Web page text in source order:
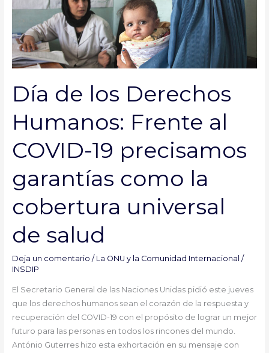
Día de los Derechos
Humanos: Frente al
COVID-19 precisamos
garantías como la
cobertura universal
de salud
Deja un comentario / La ONU y la Comunidad Internacional /
INSDIP
El Secretario General de las Naciones Unidas pidió este jueves
que los derechos humanos sean el corazón de la respuesta y
recuperación del COVID-19 con el propósito de lograr un mejor
futuro para las personas en todos los rincones del mundo.
António Guterres hizo esta exhortación en su mensaje con
Derechos
Humanos:
Frente
al
COVID-
precisamos
garantías
como
la
cobertura
universal
salud